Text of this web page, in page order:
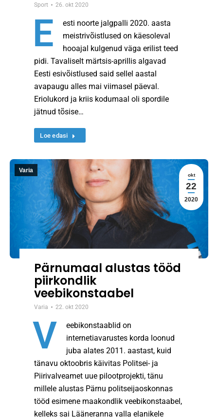
Sport 26. okt 2020
E
esti noorte jalgpalli 2020. aasta
meistrivõistlused on käesoleval
hooajal kulgenud väga erilist teed
pidi. Tavaliselt märtsis-aprillis algavad
Eesti esivõistlused said sellel aastal
avapaugu alles mai viimasel päeval.
Eriolukord ja kriis kodumaal oli spordile
jätnud tõsise…
Loe edasi
okt
22
2020
Varia
Pärnumaal alustas tööd
piirkondlik
veebikonstaabel
Varia 22. okt 2020
V
eebikonstaablid on
internetiavarustes korda loonud
juba alates 2011. aastast, kuid
tänavu oktoobris käivitas Politsei- ja
Piirivalveamet uue pilootprojekti, tänu
millele alustas Pärnu politseijaoskonnas
tööd esimene maakondlik veebikonstaabel,
kelleks sai Lääneranna valla elanikele